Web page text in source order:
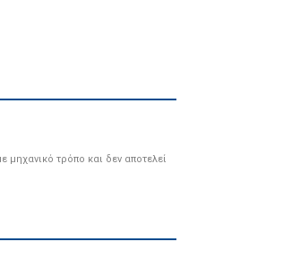
μηχανικό τρόπο και δεν αποτελεί